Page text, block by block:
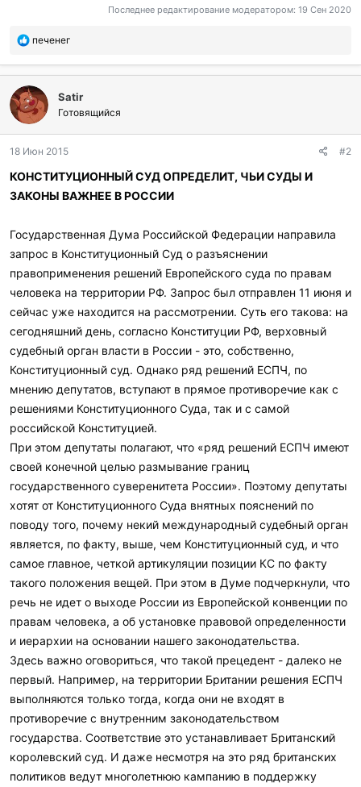
Последнее редактирование модератором: 19 Сен 2020
П
б
а
г
о
а
р
и
л
печенег
Satir
Готовящийся
18 Июн 2015 #2
КОНСТИТУЦИОННЫЙ СУД ОПРЕДЕЛИТ, ЧЬИ СУДЫ И
ЗАКОНЫ ВАЖНЕЕ В РОССИИ
Государственная Дума Российской Федерации направила
запрос в Конституционный Суд о разъяснении
правоприменения решений Европейского суда по правам
человека на территории РФ. Запрос был отправлен 11 июня и
сейчас уже находится на рассмотрении. Суть его такова: на
сегодняшний день, согласно Конституции РФ, верховный
судебный орган власти в России - это, собственно,
Конституционный суд. Однако ряд решений ЕСПЧ, по
мнению депутатов, вступают в прямое противоречие как с
решениями Конституционного Суда, так и с самой
российской Конституцией.
При этом депутаты полагают, что «ряд решений ЕСПЧ имеют
своей конечной целью размывание границ
государственного суверенитета России». Поэтому депутаты
хотят от Конституционного Суда внятных пояснений по
поводу того, почему некий международный судебный орган
является, по факту, выше, чем Конституционный суд, и что
самое главное, четкой артикуляции позиции КС по факту
такого положения вещей. При этом в Думе подчеркнули, что
речь не идет о выходе России из Европейской конвенции по
правам человека, а об установке правовой определенности
и иерархии на основании нашего законодательства.
Здесь важно оговориться, что такой прецедент - далеко не
первый. Например, на территории Британии решения ЕСПЧ
выполняются только тогда, когда они не входят в
противоречие с внутренним законодательством
государства. Соответствие это устанавливает Британский
королевский суд. И даже несмотря на это ряд британских
политиков ведут многолетнюю кампанию в поддержку